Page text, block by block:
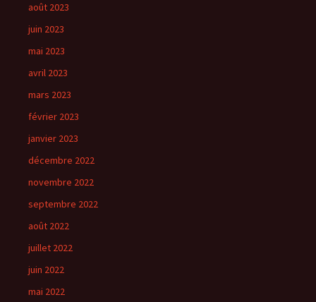
août 2023
juin 2023
mai 2023
avril 2023
mars 2023
février 2023
janvier 2023
décembre 2022
novembre 2022
septembre 2022
août 2022
juillet 2022
juin 2022
mai 2022